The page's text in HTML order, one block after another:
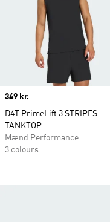
Price
349 kr.
D4T PrimeLift 3 STRIPES
TANKTOP
Mænd Performance
3 colours